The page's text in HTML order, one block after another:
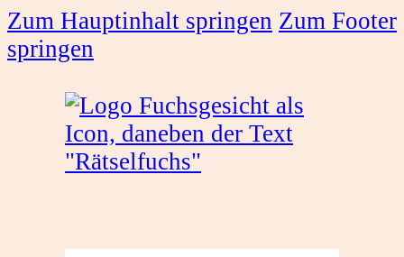
Zum Hauptinhalt springen Zum Footer
springen